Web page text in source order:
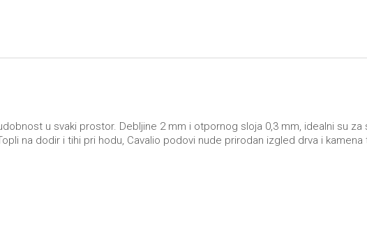
u svaki prostor. Debljine 2 mm i otpornog sloja 0,3 mm, idealni su
na dodir i tihi pri hodu, Cavalio podovi nude prirodan izgled drva i